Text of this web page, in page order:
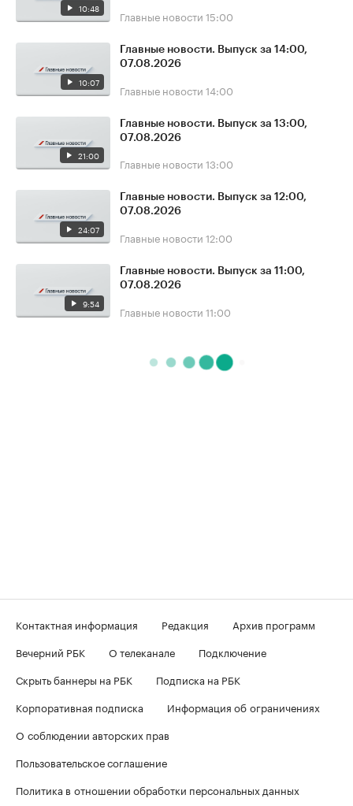
10:48 Главные новости 15:00
10:07
Главные новости. Выпуск за 14:00,
07.08.2026
Главные новости 14:00
21:00
Главные новости. Выпуск за 13:00,
07.08.2026
Главные новости 13:00
24:07
Главные новости. Выпуск за 12:00,
07.08.2026
Главные новости 12:00
9:54
Главные новости. Выпуск за 11:00,
07.08.2026
Главные новости 11:00
Контактная информация Редакция
Архив программ
Вечерний РБК
О телеканале
Подключение
Скрыть баннеры на РБК
Подписка на РБК
Корпоративная подписка
Информация об ограничениях
О соблюдении авторских прав
Пользовательское соглашение
Политика в отношении обработки персональных данных